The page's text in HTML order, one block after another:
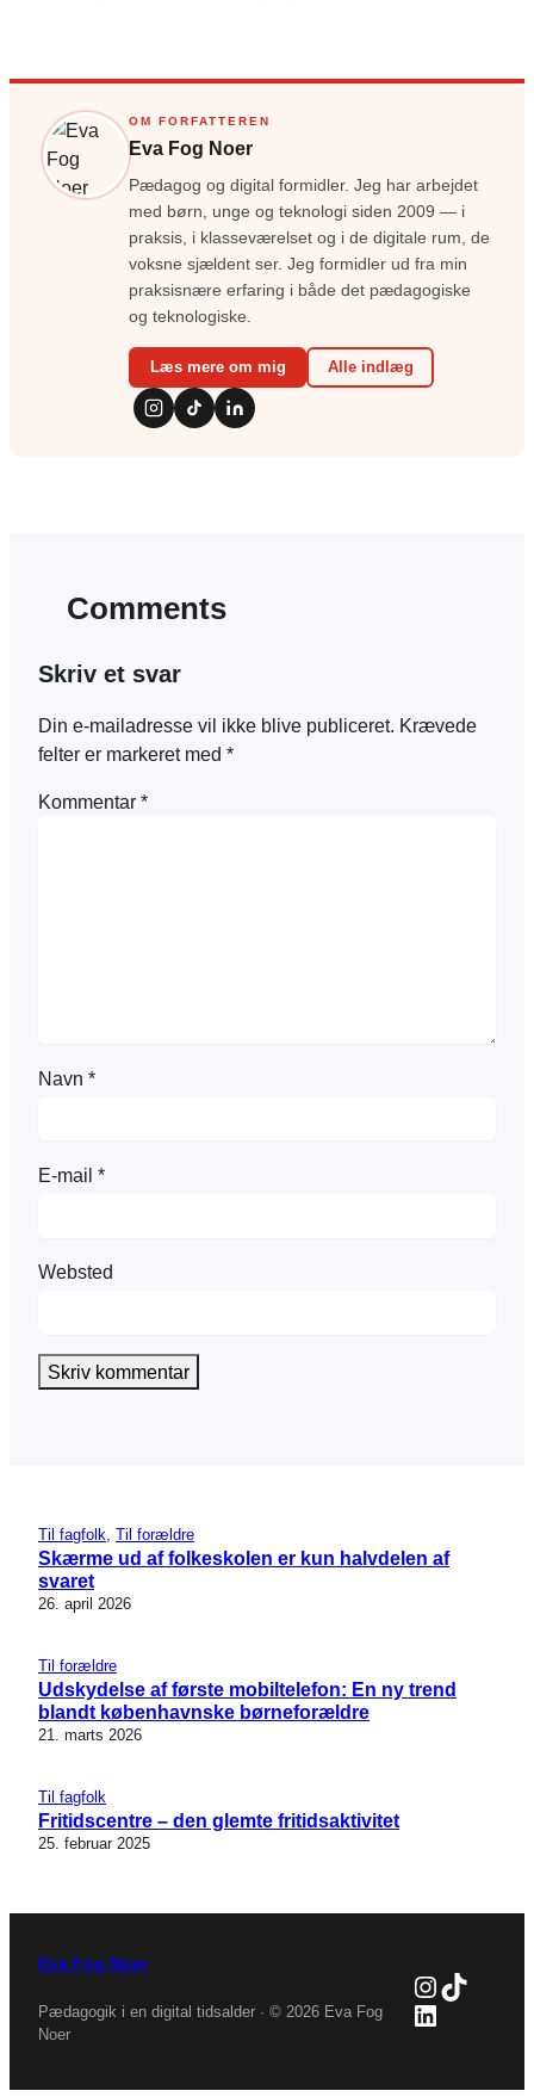
OM FORFATTEREN
Eva Fog Noer
Pædagog og digital formidler. Jeg har arbejdet
med børn, unge og teknologi siden 2009 — i
praksis, i klasseværelset og i de digitale rum, de
voksne sjældent ser. Jeg formidler ud fra min
praksisnære erfaring i både det pædagogiske
og teknologiske.
Læs mere om mig Alle indlæg
Comments
Skriv et svar
Din e-mailadresse vil ikke blive publiceret. Krævede
felter er markeret med *
Kommentar *
Navn *
E-mail *
Websted
Til fagfolk, Til forældre
Skærme ud af folkeskolen er kun halvdelen af
svaret
26. april 2026
Til forældre
Udskydelse af første mobiltelefon: En ny trend
blandt københavnske børneforældre
21. marts 2026
Til fagfolk
Fritidscentre – den glemte fritidsaktivitet
25. februar 2025
Eva Fog Noer
Pædagogik i en digital tidsalder · © 2026 Eva Fog
Noer
TikTok
LinkedIn